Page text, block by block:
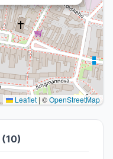
Leaflet | ©OpenStreetMap